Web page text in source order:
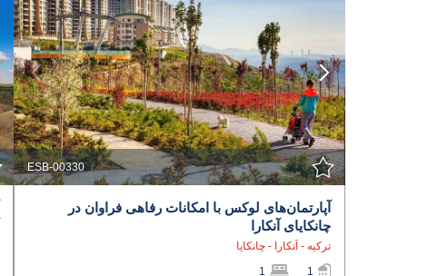
مشاهده جزئیات
با نمایندگی تماس بگیرید
ESB-00330
آپارتمان‌های لوکس با امکانات رفاهی فراوان در
چانکایای آنکارا
ترکیه - آنکارا - چانکایا
1 1